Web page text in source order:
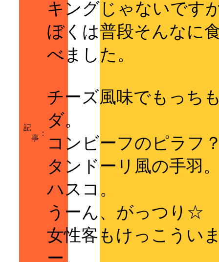
記
事
：
キングじゃないです
ぼくは普段そんなに
べました。
チーズ風味でもっち
ダ。
コンビーフのピラフ
タンドーリ風の手羽
ハスコ。
うーん、がっつり☆
女性客もけっこうい